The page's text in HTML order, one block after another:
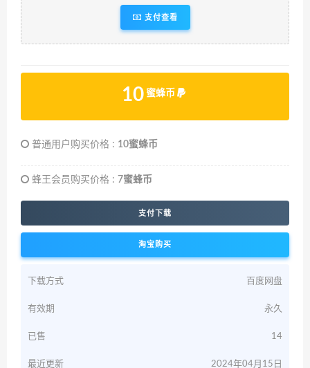
支付查看
10 蜜蜂币
普通用户购买价格 : 10蜜蜂币
蜂王会员购买价格 : 7蜜蜂币
支付下载
淘宝购买
下载方式 百度网盘
有效期 永久
已售 14
最近更新 2024年04月15日